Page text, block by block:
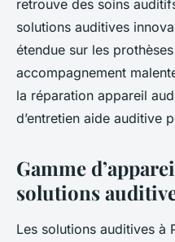
retrouve des soins
solutions auditives
étendue sur les
accompagnement
la réparation appareil
d’entretien aide auditive
Gamme
solutions
Les solutions auditives à